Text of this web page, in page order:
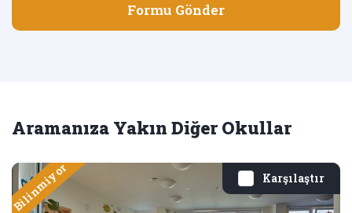
Formu Gönder
Aramanıza Yakın Diğer Okullar
Karşılaştır
Bilinmiyor